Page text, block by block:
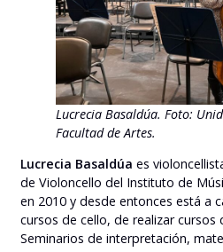
Lucrecia Basaldúa. Foto:
Facultad de Artes.
Lucrecia Basaldúa es
de Violoncello del Instituto de
en 2010 y desde entonces está a
cursos de cello, de realizar cursos
Seminarios de interpretación,